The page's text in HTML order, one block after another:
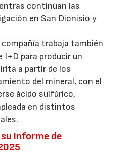
continúan las
en San Dionisio y
trabaja también
I+D para producir un
a partir de los
del mineral, con el
ácido sulfúrico,
en distintos
Informe de